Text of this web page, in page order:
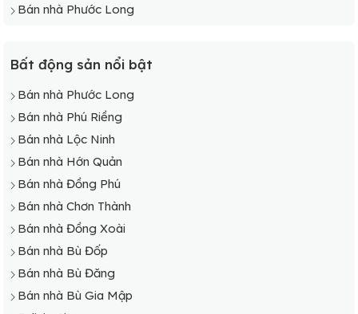
Bán nhà Phước Long
Bất động sản nổi bật
Bán nhà Phước Long
Bán nhà Phú Riềng
Bán nhà Lộc Ninh
Bán nhà Hớn Quản
Bán nhà Đồng Phú
Bán nhà Chơn Thành
Bán nhà Đồng Xoài
Bán nhà Bù Đốp
Bán nhà Bù Đăng
Bán nhà Bù Gia Mập